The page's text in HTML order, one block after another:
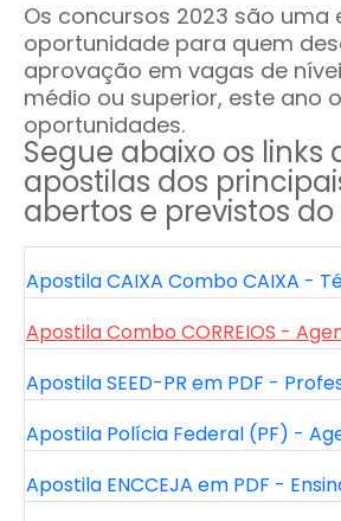
Os concursos 2023 são uma
oportunidade para quem
aprovação em vagas de
médio ou superior, este ano
oportunidades.
Segue abaixo os links
apostilas dos
abertos e previstos do
Apostila CAIXA Combo CAIXA -
Apostila Combo CORREIOS -
Apostila SEED-PR em PDF -
Apostila Polícia Federal (PF) -
Apostila ENCCEJA em PDF -